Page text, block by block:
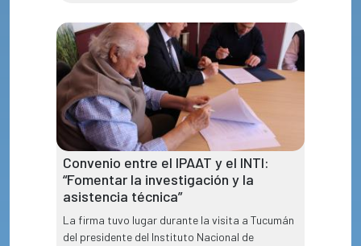
Convenio entre el IPAAT y el INTI:
“Fomentar la investigación y la
asistencia técnica”
La firma tuvo lugar durante la visita a Tucumán
del presidente del Instituto Nacional de